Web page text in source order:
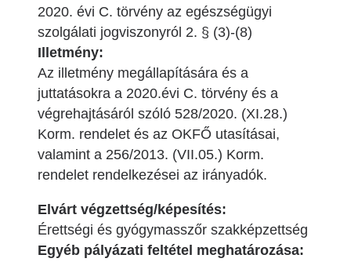
2020. évi C. törvény az egészségügyi
szolgálati jogviszonyról 2. § (3)-(8)
Illetmény:
Az illetmény megállapítására és a
juttatásokra a 2020.évi C. törvény és a
végrehajtásáról szóló 528/2020. (XI.28.)
Korm. rendelet és az OKFŐ utasításai,
valamint a 256/2013. (VII.05.) Korm.
rendelet rendelkezései az irányadók.
Elvárt végzettség/képesítés:
Érettségi és gyógymasszőr szakképzettség
Egyéb pályázati feltétel meghatározása: